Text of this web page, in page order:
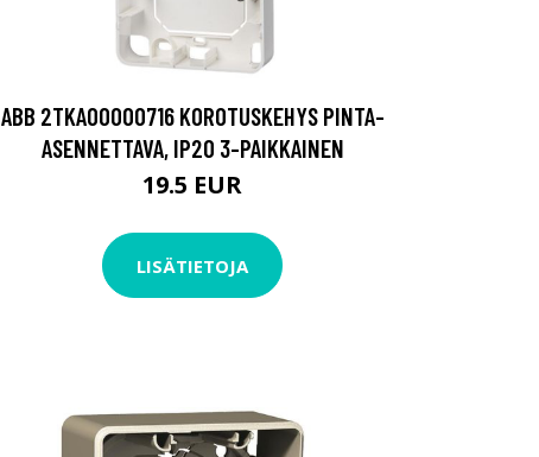
ABB 2TKA00000716 KOROTUSKEHYS PINTA-
ASENNETTAVA, IP20 3-PAIKKAINEN
19.5 EUR
LISÄTIETOJA